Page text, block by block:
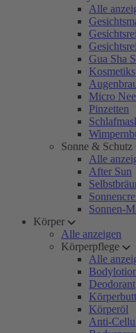
Alle
Gua Sha
Micro
Pinzetten
Sonne & Schutz
Alle
After Sun
Sonnen-
Körper
Alle anzeigen
Körperpflege
Alle
Deodorant
Körperöl
Anti-